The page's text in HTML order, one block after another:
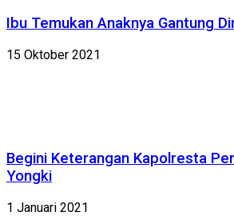
Ibu Temukan Anaknya Gantung
15 Oktober 2021
Begini Keterangan Kapolresta
Yongki
1 Januari 2021